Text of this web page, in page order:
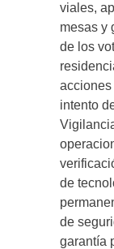
viales,
mesas y
de los
intento
de
de
garantía